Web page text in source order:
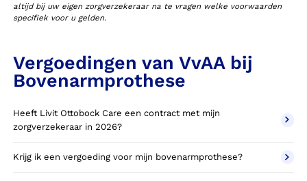
altijd bij uw eigen zorgverzekeraar na te vragen welke voorwaarden
specifiek voor u gelden.
Vergoedingen van VvAA bij
Bovenarmprothese
Heeft Livit Ottobock Care een contract met mijn
zorgverzekeraar in 2026?
Krijg ik een vergoeding voor mijn bovenarmprothese?